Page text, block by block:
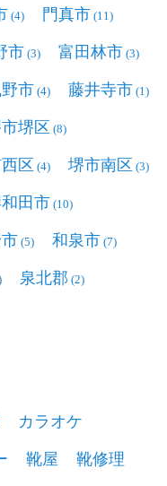
(4) 門真市 (11)
市 (3) 富田林市 (3)
市 (4) 藤井寺市 (1)
堺区 (8)
区 (4) 堺市南区 (3)
和田市 (10)
(5) 和泉市 (7)
泉北郡 (2)
カラオケ
靴屋 靴修理